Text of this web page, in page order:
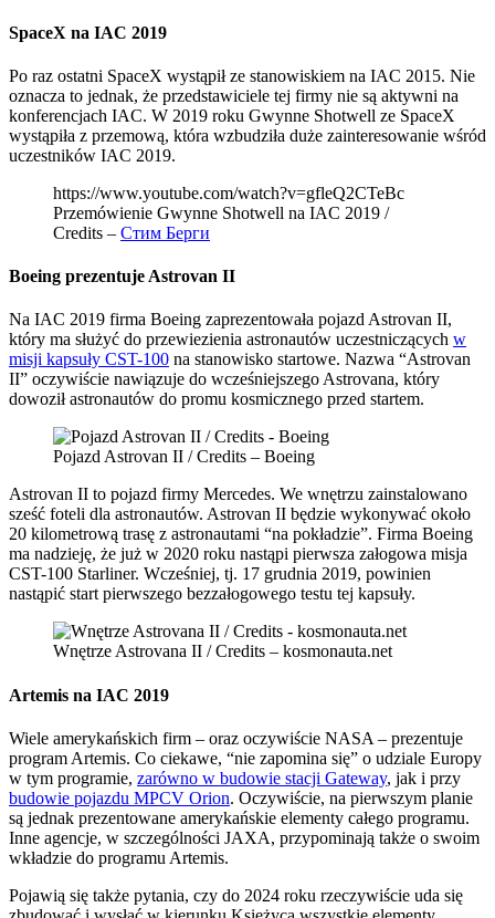
SpaceX na IAC 2019
Po raz ostatni SpaceX wystąpił ze stanowiskiem na IAC 2015. Nie
oznacza to jednak, że przedstawiciele tej firmy nie są aktywni na
konferencjach IAC. W 2019 roku Gwynne Shotwell ze SpaceX
wystąpiła z przemową, która wzbudziła duże zainteresowanie wśród
uczestników IAC 2019.
https://www.youtube.com/watch?v=gfleQ2CTeBc
Przemówienie Gwynne Shotwell na IAC 2019 /
Credits – Стим Берги
Boeing prezentuje Astrovan II
Na IAC 2019 firma Boeing zaprezentowała pojazd Astrovan II,
który ma służyć do przewiezienia astronautów uczestniczących w
misji kapsuły CST-100 na stanowisko startowe. Nazwa “Astrovan
II” oczywiście nawiązuje do wcześniejszego Astrovana, który
dowoził astronautów do promu kosmicznego przed startem.
Pojazd Astrovan II / Credits – Boeing
Astrovan II to pojazd firmy Mercedes. We wnętrzu zainstalowano
sześć foteli dla astronautów. Astrovan II będzie wykonywać około
20 kilometrową trasę z astronautami “na pokładzie”. Firma Boeing
ma nadzieję, że już w 2020 roku nastąpi pierwsza załogowa misja
CST-100 Starliner. Wcześniej, tj. 17 grudnia 2019, powinien
nastąpić start pierwszego bezzałogowego testu tej kapsuły.
Wnętrze Astrovana II / Credits – kosmonauta.net
Artemis na IAC 2019
Wiele amerykańskich firm – oraz oczywiście NASA – prezentuje
program Artemis. Co ciekawe, “nie zapomina się” o udziale Europy
w tym programie, zarówno w budowie stacji Gateway, jak i przy
budowie pojazdu MPCV Orion. Oczywiście, na pierwszym planie
są jednak prezentowane amerykańskie elementy całego programu.
Inne agencje, w szczególności JAXA, przypominają także o swoim
wkładzie do programu Artemis.
Pojawią się także pytania, czy do 2024 roku rzeczywiście uda się